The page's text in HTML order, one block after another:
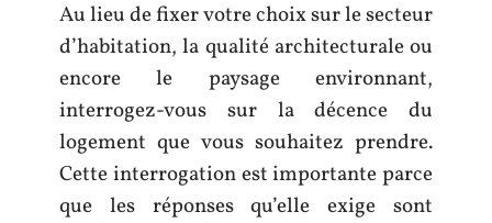
Au lieu de fixer votre choix sur le secteur
d’habitation, la qualité architecturale ou
encore le paysage environnant,
interrogez-vous sur la décence du
logement que vous souhaitez prendre.
Cette interrogation est importante parce
que les réponses qu’elle exige sont